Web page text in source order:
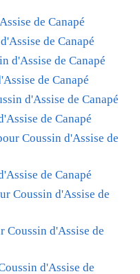
de Canapé
de Canapé
d'Assise de Canapé
de Canapé
d'Assise de Canapé
de Canapé
Coussin d'Assise de
de Canapé
Coussin d'Assise de
Coussin d'Assise de
d'Assise de